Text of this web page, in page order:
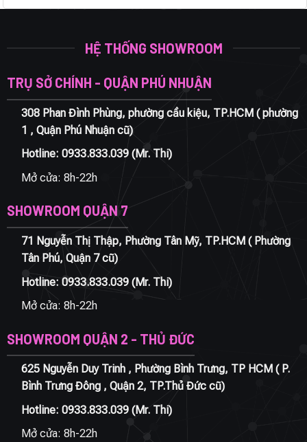
HỆ THỐNG SHOWROOM
TRỤ SỞ CHÍNH - QUẬN PHÚ NHUẬN
308 Phan Đình Phùng, phường cầu kiệu, TP.HCM ( phường
1 , Quận Phú Nhuận cũ)
Hotline: 0933.833.039(Mr. Thi)
Mở cửa: 8h-22h
SHOWROOM QUẬN 7
71 Nguyễn Thị Thập, Phường Tân Mỹ, TP.HCM ( Phường
Tân Phú, Quận 7 cũ)
Hotline: 0933.833.039(Mr. Thi)
Mở cửa: 8h-22h
SHOWROOM QUẬN 2 - THỦ ĐỨC
625 Nguyễn Duy Trinh , Phường Bình Trưng, TP HCM ( P.
Bình Trưng Đông , Quận 2, TP.Thủ Đức cũ)
Hotline: 0933.833.039(Mr. Thi)
Mở cửa: 8h-22h